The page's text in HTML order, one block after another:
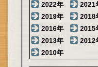
2022年
2021
2019年
2018
2016年
2015
2013年
2012
2010年